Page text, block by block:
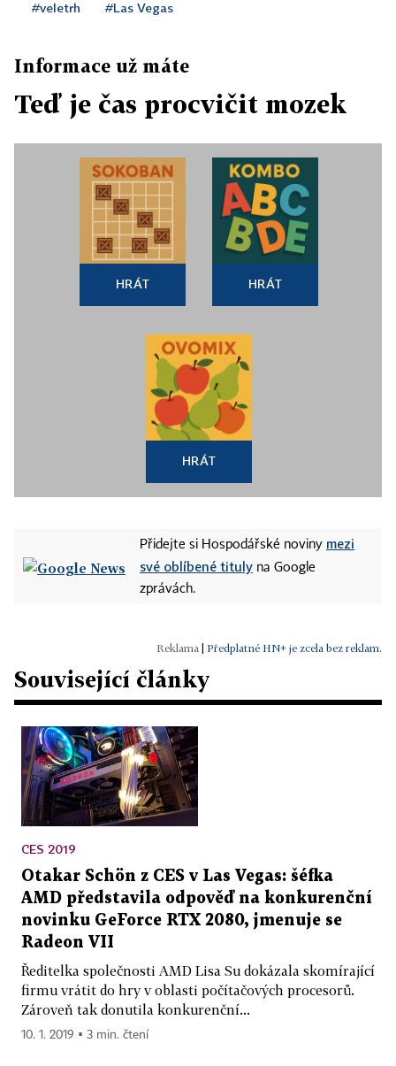
#veletrh #Las Vegas
Informace už máte
Teď je čas procvičit mozek
HRÁT HRÁT
HRÁT
Přidejte si Hospodářské noviny mezi
své oblíbené tituly na Google
zprávách.
Předplatné HN+ je zcela bez reklam.
Související články
CES 2019
Otakar Schön z CES v Las Vegas: šéfka
AMD představila odpověď na konkurenční
novinku GeForce RTX 2080, jmenuje se
Radeon VII
Ředitelka společnosti AMD Lisa Su dokázala skomírající
firmu vrátit do hry v oblasti počítačových procesorů.
Zároveň tak donutila konkurenční...
10. 1. 2019 ▪ 3 min. čtení